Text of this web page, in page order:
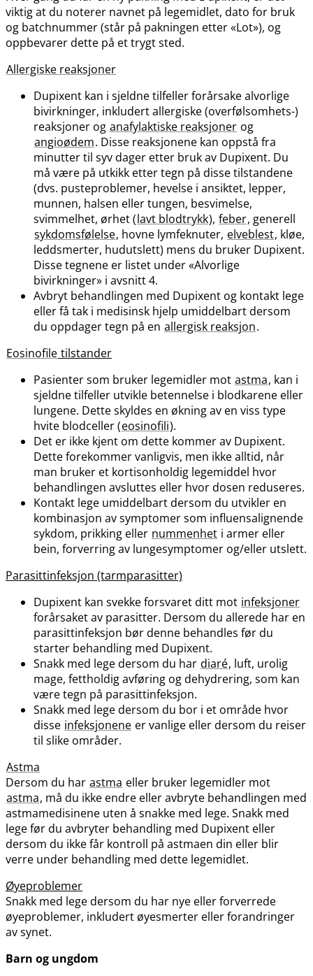
viktig at du noterer navnet på legemidlet, dato for bruk
og batchnummer (står på pakningen etter «Lot»), og
oppbevarer dette på et trygt sted.
Allergiske reaksjoner
Dupixent kan i sjeldne tilfeller forårsake alvorlige
bivirkninger, inkludert allergiske (overfølsomhets-)
reaksjoner og anafylaktiske reaksjoner og
angioødem. Disse reaksjonene kan oppstå fra
minutter til syv dager etter bruk av Dupixent. Du
må være på utkikk etter tegn på disse tilstandene
(dvs. pusteproblemer, hevelse i ansiktet, lepper,
munnen, halsen eller tungen, besvimelse,
svimmelhet, ørhet (lavt blodtrykk), feber, generell
sykdomsfølelse, hovne lymfeknuter, elveblest, kløe,
leddsmerter, hudutslett) mens du bruker Dupixent.
Disse tegnene er listet under «Alvorlige
bivirkninger» i avsnitt 4.
Avbryt behandlingen med Dupixent og kontakt lege
eller få tak i medisinsk hjelp umiddelbart dersom
du oppdager tegn på en allergisk reaksjon.
Eosinofile tilstander
Pasienter som bruker legemidler mot astma, kan i
sjeldne tilfeller utvikle betennelse i blodkarene eller
lungene. Dette skyldes en økning av en viss type
hvite blodceller (eosinofili).
Det er ikke kjent om dette kommer av Dupixent.
Dette forekommer vanligvis, men ikke alltid, når
man bruker et kortisonholdig legemiddel hvor
behandlingen avsluttes eller hvor dosen reduseres.
Kontakt lege umiddelbart dersom du utvikler en
kombinasjon av symptomer som influensalignende
sykdom, prikking eller nummenhet i armer eller
bein, forverring av lungesymptomer og​/​eller utslett.
Parasittinfeksjon (tarmparasitter)
Dupixent kan svekke forsvaret ditt mot infeksjoner
forårsaket av parasitter. Dersom du allerede har en
parasittinfeksjon bør denne behandles før du
starter behandling med Dupixent.
Snakk med lege dersom du har diaré, luft, urolig
mage, fettholdig avføring og dehydrering, som kan
være tegn på parasittinfeksjon.
Snakk med lege dersom du bor i et område hvor
disse infeksjonene er vanlige eller dersom du reiser
til slike områder.
Astma
Dersom du har astma eller bruker legemidler mot
astma, må du ikke endre eller avbryte behandlingen med
astmamedisinene uten å snakke med lege. Snakk med
lege før du avbryter behandling med Dupixent eller
dersom du ikke får kontroll på astmaen din eller blir
verre under behandling med dette legemidlet.
Øyeproblemer
Snakk med lege dersom du har nye eller forverrede
øyeproblemer, inkludert øyesmerter eller forandringer
av synet.
Barn og ungdom